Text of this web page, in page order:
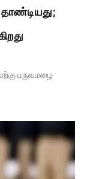
பருவமழை